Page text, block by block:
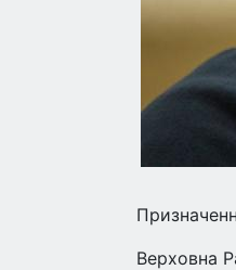
Верховна